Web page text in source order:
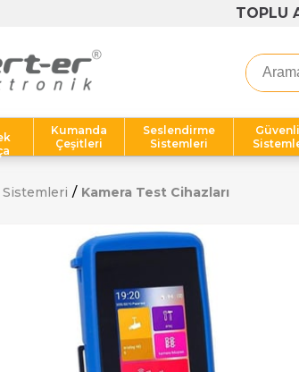
Kumanda
Çeşitleri
Seslendirme
Sistemleri
Kamera Test Cihazları